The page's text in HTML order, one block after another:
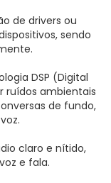
de drivers ou
sendo
DSP (Digital
ruídos ambientais
de fundo,
claro e nítido,
e fala.